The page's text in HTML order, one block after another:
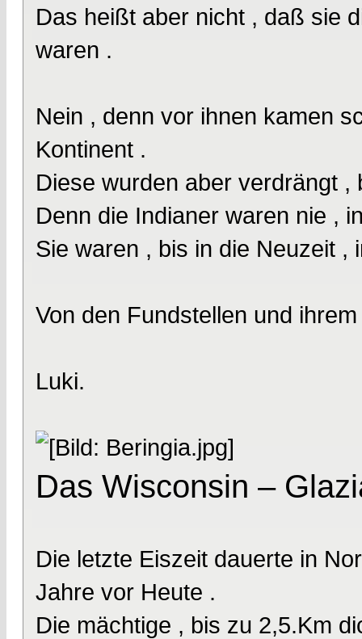
Das heißt aber nicht , daß sie
waren .
Nein , denn vor ihnen kamen
Kontinent .
Diese wurden aber verdrängt
Denn die Indianer waren nie ,
Sie waren , bis in die Neuzeit
Von den Fundstellen und
Luki.
Das Wisconsin –
Die letzte Eiszeit dauerte in
Jahre vor Heute .
Die mächtige , bis zu 2,5.Km